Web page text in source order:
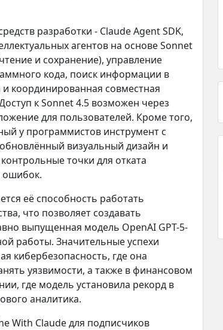
разработки - Claude Agent SDK,
агентов на основе Sonnet
и сохранение), управление
кода, поиск информации в
координированная совместная
к Sonnet 4.5 возможен через
для пользователей. Кроме того,
у программистов инструмент с
визуальный дизайн и
точки для отката
ошибок.
её способность работать
что позволяет создавать
выпущенная модель OpenAI GPT-5-
работы. Значительные успехи
кибербезопасность, где она
уязвимости, а также в финансовом
где модель установила рекорд в
аналитика.
With Claude для подписчиков